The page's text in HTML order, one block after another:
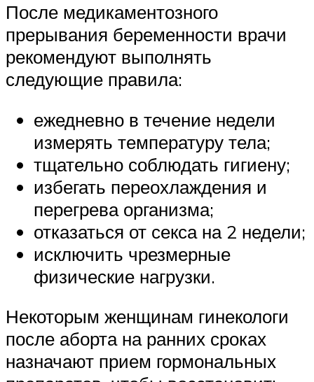
После медикаментозного
прерывания беременности врачи
рекомендуют выполнять
следующие правила:
ежедневно в течение недели
измерять температуру тела;
тщательно соблюдать гигиену;
избегать переохлаждения и
перегрева организма;
отказаться от секса на 2 недели;
исключить чрезмерные
физические нагрузки.
Некоторым женщинам гинекологи
после аборта на ранних сроках
назначают прием гормональных